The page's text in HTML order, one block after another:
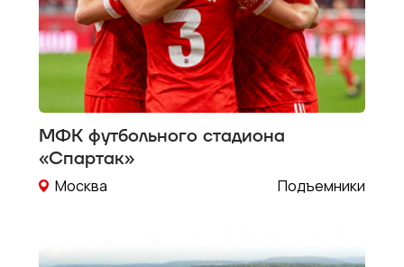
даете
согласие
на
обработку
своих
данных
МФК футбольного стадиона
«Спартак»
Москва Подъемники